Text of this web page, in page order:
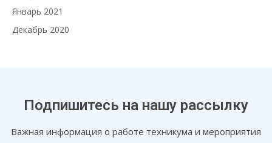
Январь 2021
Декабрь 2020
Подпишитесь на нашу рассылку
Важная информация о работе техникума и мероприятия